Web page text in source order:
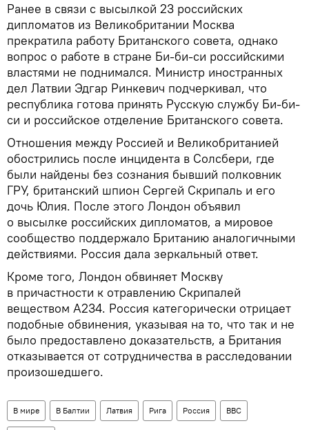
Ранее в связи с высылкой 23 российских
дипломатов из Великобритании Москва
прекратила работу Британского совета, однако
вопрос о работе в стране Би-би-си российскими
властями не поднимался. Министр иностранных
дел Латвии Эдгар Ринкевич подчеркивал, что
республика готова принять Русскую службу Би-би-
си и российское отделение Британского совета.
Отношения между Россией и Великобританией
обострились после инцидента в Солсбери, где
были найдены без сознания бывший полковник
ГРУ, британский шпион Сергей Скрипаль и его
дочь Юлия. После этого Лондон объявил
о высылке российских дипломатов, а мировое
сообщество поддержало Британию аналогичными
действиями. Россия дала зеркальный ответ.
Кроме того, Лондон обвиняет Москву
в причастности к отравлению Скрипалей
веществом А234. Россия категорически отрицает
подобные обвинения, указывая на то, что так и не
было предоставлено доказательств, а Британия
отказывается от сотрудничества в расследовании
произошедшего.
В мире В Балтии Латвия Рига Россия BBC